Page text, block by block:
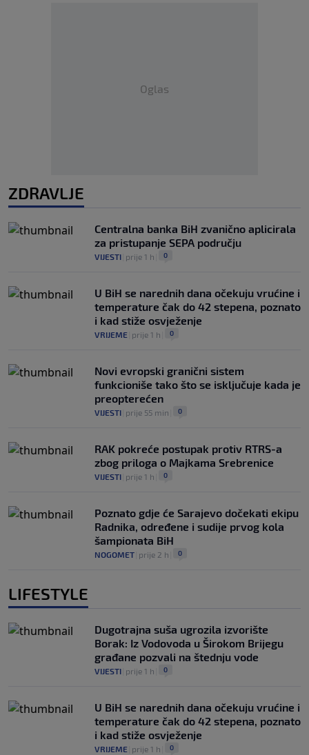
Oglas
ZDRAVLJE
Centralna banka BiH zvanično aplicirala
za pristupanje SEPA području
VIJESTI prije 1 h 0
U BiH se narednih dana očekuju vrućine i
temperature čak do 42 stepena, poznato
i kad stiže osvježenje
VRIJEME prije 1 h 0
Novi evropski granični sistem
funkcioniše tako što se isključuje kada je
preopterećen
VIJESTI prije 55 min 0
RAK pokreće postupak protiv RTRS-a
zbog priloga o Majkama Srebrenice
VIJESTI prije 1 h 0
Poznato gdje će Sarajevo dočekati ekipu
Radnika, određene i sudije prvog kola
šampionata BiH
NOGOMET prije 2 h 0
LIFESTYLE
Dugotrajna suša ugrozila izvorište
Borak: Iz Vodovoda u Širokom Brijegu
građane pozvali na štednju vode
VIJESTI prije 1 h 0
U BiH se narednih dana očekuju vrućine i
temperature čak do 42 stepena, poznato
i kad stiže osvježenje
VRIJEME prije 1 h 0